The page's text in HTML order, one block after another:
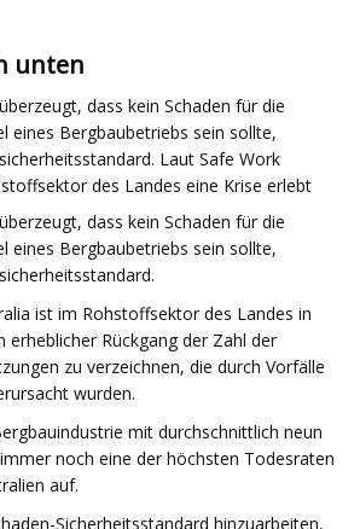
unten
dass kein Schaden für die
eines Bergbaubetriebs sein sollte,
Laut Safe Work
des Landes eine Krise erlebt
dass kein Schaden für die
eines Bergbaubetriebs sein sollte,
ist im Rohstoffsektor des Landes in
erheblicher Rückgang der Zahl der
zu verzeichnen, die durch Vorfälle
wurden.
mit durchschnittlich neun
noch eine der höchsten Todesraten
auf.
Sicherheitsstandard hinzuarbeiten,